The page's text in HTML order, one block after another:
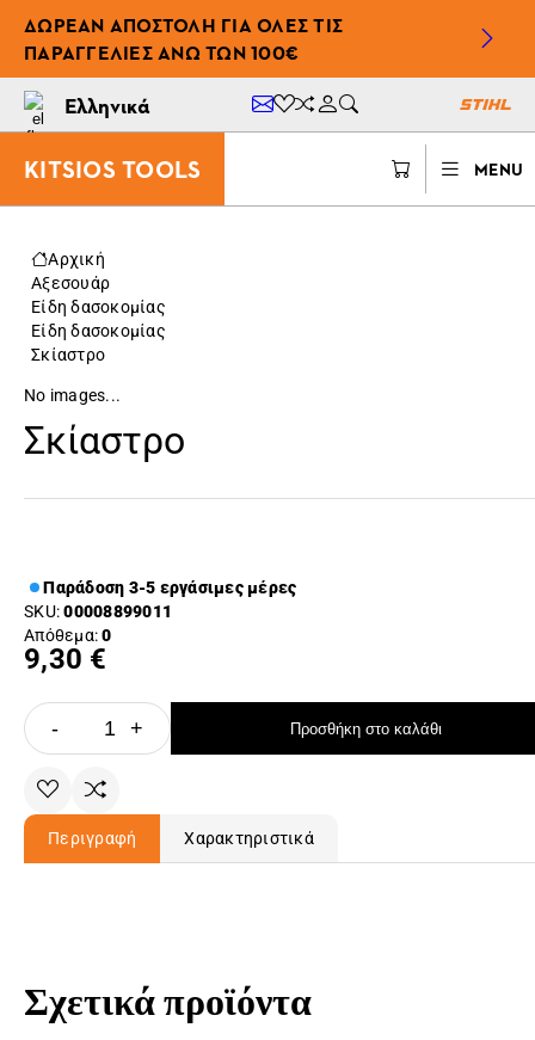
ΔΩΡΕΆΝ ΑΠΟΣΤΟΛΉ ΓΙΑ ΌΛΕΣ ΤΙΣ
ΠΑΡΑΓΓΕΛΊΕΣ ΆΝΩ ΤΩΝ 100€
Ελληνικά
KITSIOS TOOLS MENU
Αρχική
Αξεσουάρ
Είδη δασοκομίας
Είδη δασοκομίας
Σκίαστρο
No images...
Σκίαστρο
Παράδοση 3-5 εργάσιμες μέρες
SKU:00008899011
Απόθεμα:0
9,30 €
- + Προσθήκη στο καλάθι
Περιγραφή Χαρακτηριστικά
Σχετικά προϊόντα